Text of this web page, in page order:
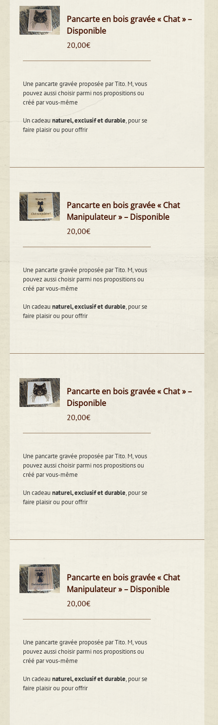
Pancarte en bois gravée « Chat » –
Disponible
20,00€
Une pancarte gravée proposée par Tito. M, vous
pouvez aussi choisir parmi nos propositions ou
créé par vous-même
Un cadeaunaturel, exclusif et durable, pour se
faire plaisir ou pour offrir
Pancarte en bois gravée « Chat
Manipulateur » – Disponible
20,00€
Une pancarte gravée proposée par Tito. M, vous
pouvez aussi choisir parmi nos propositions ou
créé par vous-même
Un cadeaunaturel, exclusif et durable, pour se
faire plaisir ou pour offrir
Pancarte en bois gravée « Chat » –
Disponible
20,00€
Une pancarte gravée proposée par Tito. M, vous
pouvez aussi choisir parmi nos propositions ou
créé par vous-même
Un cadeaunaturel, exclusif et durable, pour se
faire plaisir ou pour offrir
Pancarte en bois gravée « Chat
Manipulateur » – Disponible
20,00€
Une pancarte gravée proposée par Tito. M, vous
pouvez aussi choisir parmi nos propositions ou
créé par vous-même
Un cadeaunaturel, exclusif et durable, pour se
faire plaisir ou pour offrir